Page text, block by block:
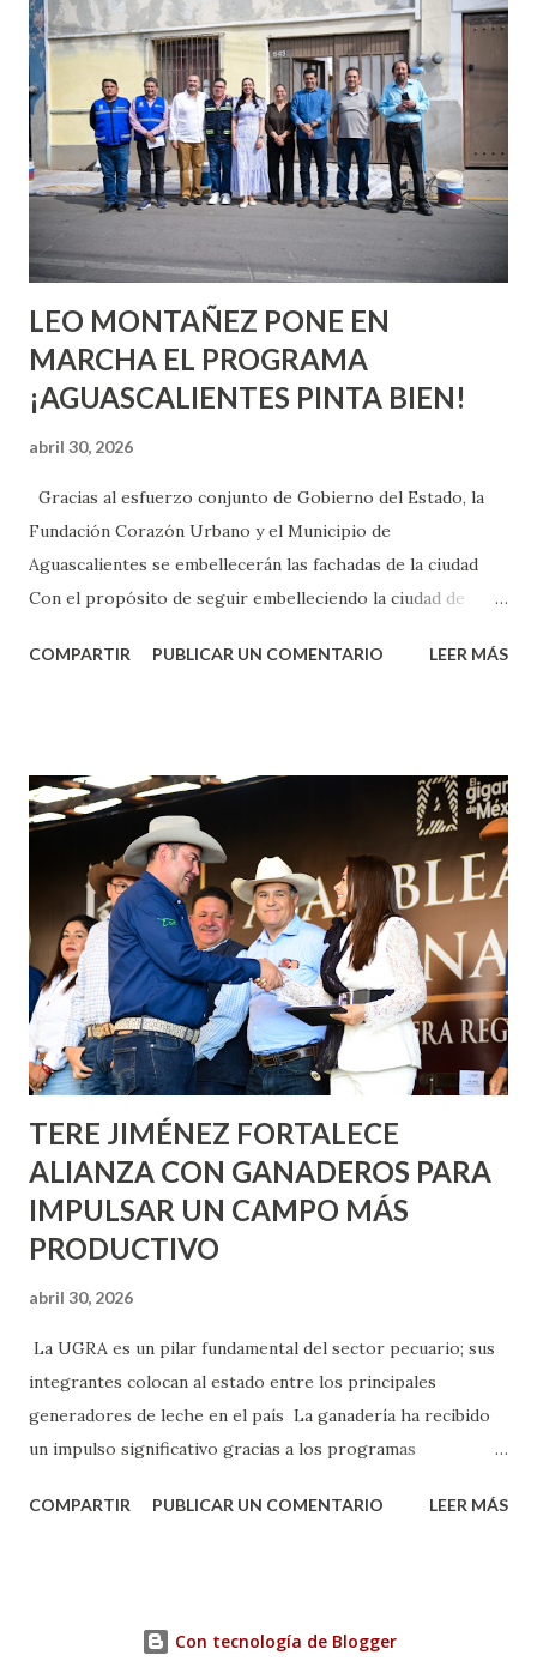
quienes ya han tenido relaciones sexuales no son expertos
o expertas en el tema. Siempre hay algo nuevo que
aprender y nuevas experiencias que conocer. Si eres una
chica y aún no has tenido relaciones sexuales, tal vez
pienses que el sexo será increíble y no puedas esperar para
experimentarlo, pero como cualquier persona con
experiencia te dirá, siempre es mejor cuando ambas partes
son suficientemen...
LEO MONTAÑEZ PONE EN
MARCHA EL PROGRAMA
¡AGUASCALIENTES PINTA BIEN!
abril 30, 2026
Gracias al esfuerzo conjunto de Gobierno del Estado, la
Fundación Corazón Urbano y el Municipio de
Aguascalientes se embellecerán las fachadas de la ciudad
Con el propósito de seguir embelleciendo la ciudad de
municipal, Leo Montañez dio inicio al programa
Corazón Urbano y el Municipio capital. Leo Montañez
informó que en este programa se usarán cerca de 90 mil
metros cuadrados de pintura, para dar inicio en la calle
Nieto, entre Jesús F. Elizondo y la calle 22 de Octubre, con
lo que se aplicará pintura en 66 casas. Posteriormente se
llevará este programa a Villas de Nuestra Señora de la
Asunción, Avenida Alameda y Decreto 27 de Septiembre, en
los edificios FOVISSSTE Ojo de Agua, en la comunidad
Norias de Paso Hondo y en los edificios de...
COMPARTIR PUBLICAR UN COMENTARIO LEER MÁS
TERE JIMÉNEZ FORTALECE
ALIANZA CON GANADEROS PARA
IMPULSAR UN CAMPO MÁS
PRODUCTIVO
abril 30, 2026
La UGRA es un pilar fundamental del sector pecuario; sus
integrantes colocan al estado entre los principales
generadores de leche en el país La ganadería ha recibido
un impulso significativo gracias a los programas
muestra de su respaldo firme y decidido al campo, la
compromiso de trabajar de la mano con los productores
COMPARTIR PUBLICAR UN COMENTARIO LEER MÁS
Con tecnología de Blogger